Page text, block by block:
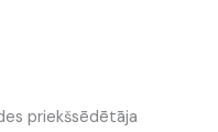
priekšsēdētāja